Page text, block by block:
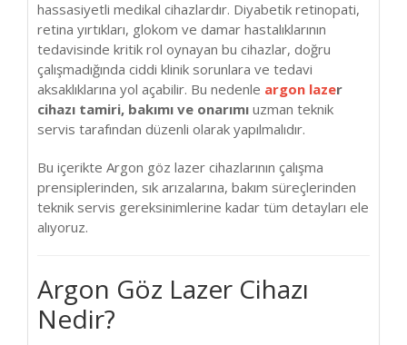
hassasiyetli medikal cihazlardır. Diyabetik retinopati,
retina yırtıkları, glokom ve damar hastalıklarının
tedavisinde kritik rol oynayan bu cihazlar, doğru
çalışmadığında ciddi klinik sorunlara ve tedavi
aksaklıklarına yol açabilir. Bu nedenle argon lazer
cihazı tamiri, bakımı ve onarımı uzman teknik
servis tarafından düzenli olarak yapılmalıdır.
Bu içerikte Argon göz lazer cihazlarının çalışma
prensiplerinden, sık arızalarına, bakım süreçlerinden
teknik servis gereksinimlerine kadar tüm detayları ele
alıyoruz.
Argon Göz Lazer Cihazı
Nedir?